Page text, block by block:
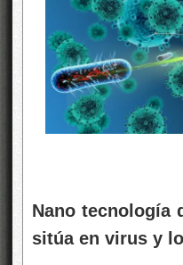
Nano tecnología
sitúa en virus y